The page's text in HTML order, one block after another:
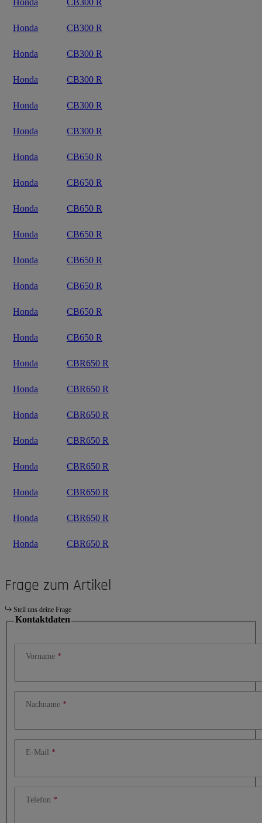
Honda CB300 R
Honda CB300 R
Honda CB300 R
Honda CB300 R
Honda CB300 R
Honda CB300 R
Honda CB650 R
Honda CB650 R
Honda CB650 R
Honda CB650 R
Honda CB650 R
Honda CB650 R
Honda CB650 R
Honda CB650 R
Honda CBR650 R
Honda CBR650 R
Honda CBR650 R
Honda CBR650 R
Honda CBR650 R
Honda CBR650 R
Honda CBR650 R
Honda CBR650 R
Frage zum Artikel
Stell uns deine Frage
Kontaktdaten
Vorname
Nachname
E-Mail
Telefon